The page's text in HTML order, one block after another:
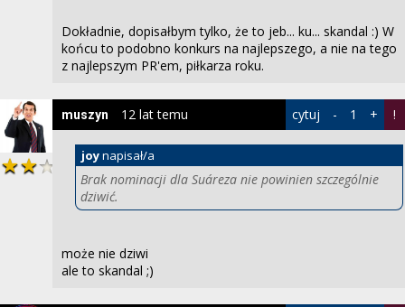
Dokładnie, dopisałbym tylko, że to jeb... ku... skandal :) W
końcu to podobno konkurs na najlepszego, a nie na tego
z najlepszym PR'em, piłkarza roku.
joynapisał/a
Brak nominacji dla Suáreza nie powinien szczególnie
dziwić.
może nie dziwi
ale to skandal ;)
muszyn 12 lat temu cytuj - 1 + !